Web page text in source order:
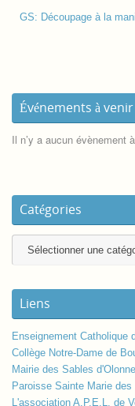
GS: Découpage à la
Événements à venir
Il n’y a aucun évènement
Catégories
Liens
Enseignement Catholique
Collège Notre-Dame de
Mairie des Sables d'Olonne
Paroisse Sainte Marie des
L'association A.P.E.L. de